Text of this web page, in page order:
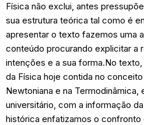
Física não exclui, antes
sua estrutura teórica tal como é
apresentar o texto fazemos uma
conteúdo procurando explicitar a
intenções e a sua forma.No
da Física hoje contida no
Newtoniana e na Termodinâmica,
universitário, com a informação
histórica enfatizamos o